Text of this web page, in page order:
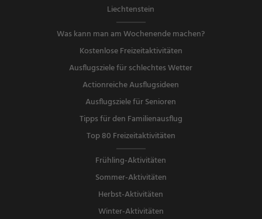
Liechtenstein
Was kann man am Wochenende machen?
Kostenlose Freizeitaktivitäten
Ausflugsziele für schlechtes Wetter
Actionreiche Ausflugsideen
Ausflugsziele für Senioren
Tipps für den Familienausflug
Top 80 Freizeitaktivitäten
Frühling-Aktivitäten
Sommer-Aktivitäten
Herbst-Aktivitäten
Winter-Aktivitäten